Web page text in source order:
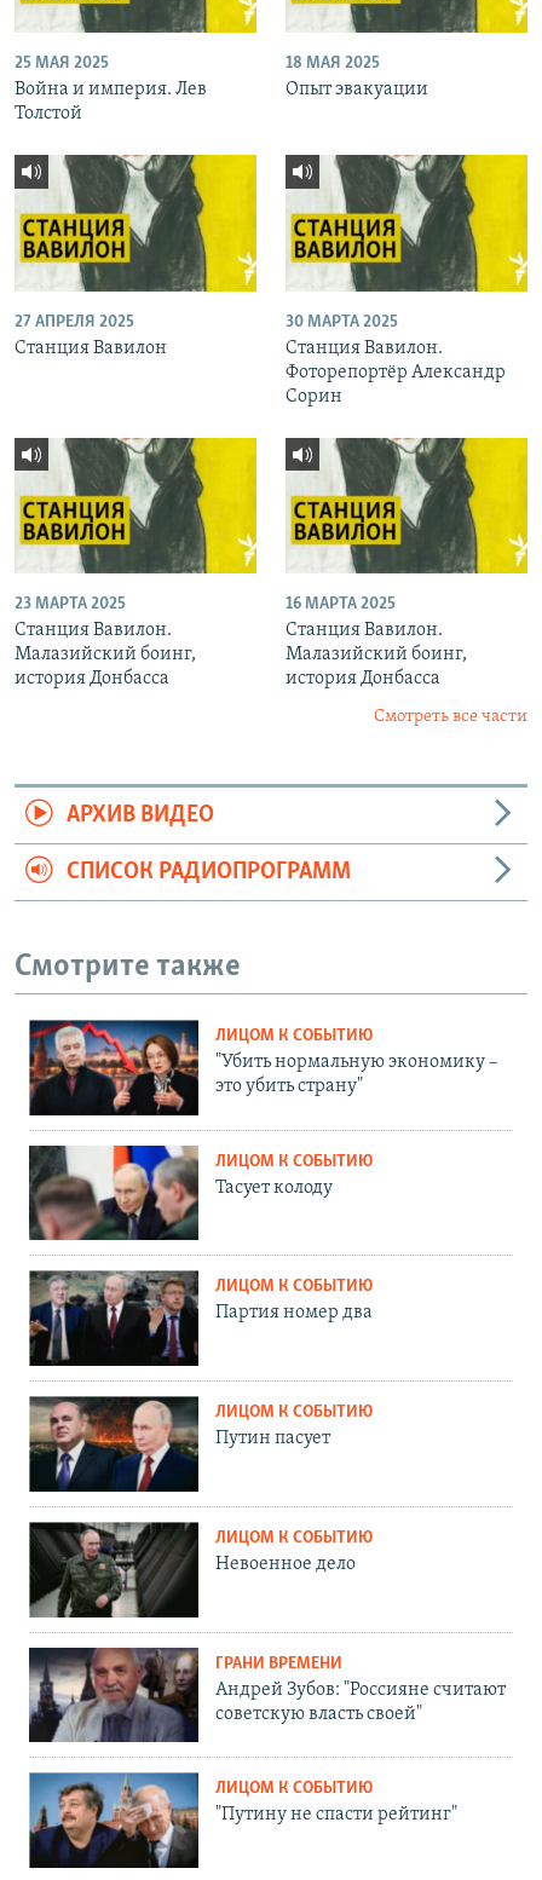
25 МАЯ 2025
Война и империя. Лев
Толстой
18 МАЯ 2025
Опыт эвакуации
27 АПРЕЛЯ 2025
Станция Вавилон
30 МАРТА 2025
Станция Вавилон.
Фоторепортёр Александр
Сорин
23 МАРТА 2025
Станция Вавилон.
Малазийский боинг,
история Донбасса
16 МАРТА 2025
Станция Вавилон.
Малазийский боинг,
история Донбасса
Смотреть все части
АРХИВ ВИДЕО
СПИСОК РАДИОПРОГРАММ
Смотрите также
ЛИЦОМ К СОБЫТИЮ
"Убить нормальную экономику –
это убить страну"
ЛИЦОМ К СОБЫТИЮ
Тасует колоду
ЛИЦОМ К СОБЫТИЮ
Партия номер два
ЛИЦОМ К СОБЫТИЮ
Путин пасует
ЛИЦОМ К СОБЫТИЮ
Невоенное дело
ГРАНИ ВРЕМЕНИ
Андрей Зубов: "Россияне считают
советскую власть своей"
ЛИЦОМ К СОБЫТИЮ
"Путину не спасти рейтинг"